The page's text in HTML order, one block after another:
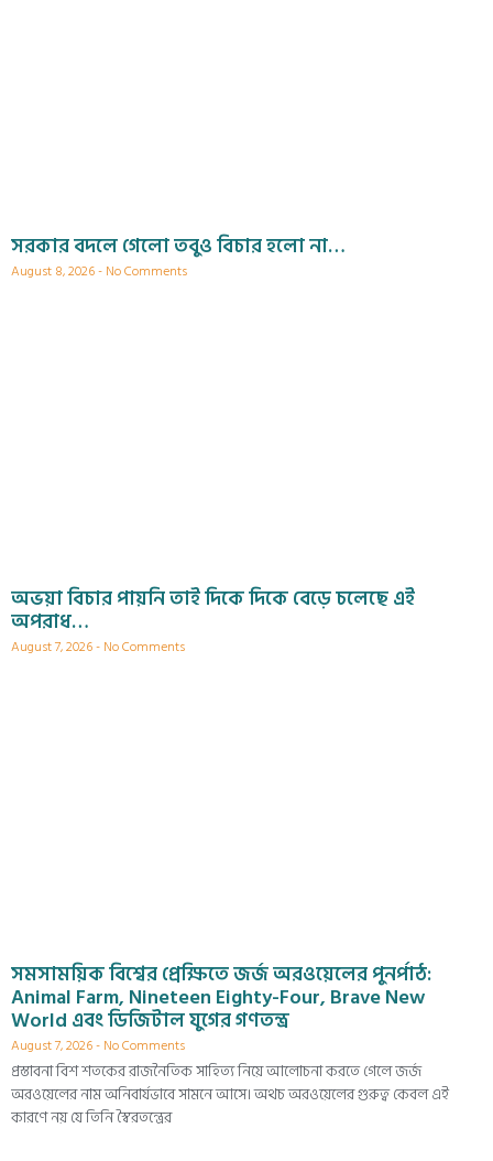
সরকার বদলে গেলো তবুও বিচার হলো না…
August 8, 2026 No Comments
অভয়া বিচার পায়নি তাই দিকে দিকে বেড়ে চলেছে এই
অপরাধ…
August 7, 2026 No Comments
সমসাময়িক বিশ্বের প্রেক্ষিতে জর্জ অরওয়েলের পুনর্পাঠ:
Animal Farm, Nineteen Eighty-Four, Brave New
World এবং ডিজিটাল যুগের গণতন্ত্র
August 7, 2026 No Comments
প্রস্তাবনা বিশ শতকের রাজনৈতিক সাহিত্য নিয়ে আলোচনা করতে গেলে জর্জ
অরওয়েলের নাম অনিবার্যভাবে সামনে আসে। অথচ অরওয়েলের গুরুত্ব কেবল এই
কারণে নয় যে তিনি স্বৈরতন্ত্রের